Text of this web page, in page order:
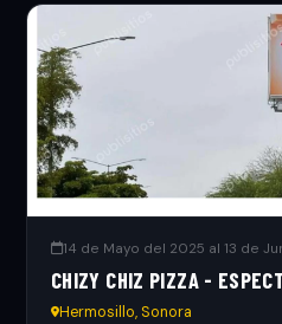
14 de Mayo del 2025 al 13 de
CHIZY CHIZ PIZZA -
Hermosillo, Sonora